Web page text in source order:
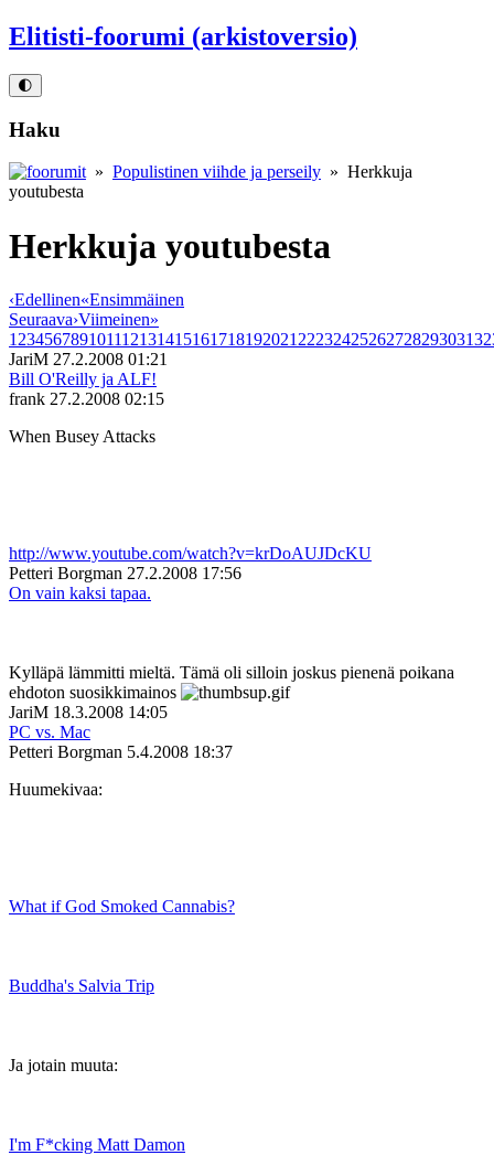
Elitisti-foorumi (arkistoversio)
🌓
Haku
» Populistinen viihde ja perseily » Herkkuja
youtubesta
Herkkuja youtubesta
‹Edellinen«Ensimmäinen
Seuraava›Viimeinen»
1 23456789101112131415161718192021 2223242526272829303132
JariM 27.2.2008 01:21
Bill O'Reilly ja ALF!
frank 27.2.2008 02:15
When Busey Attacks
http://www.youtube.com/watch?v=krDoAUJDcKU
Petteri Borgman 27.2.2008 17:56
On vain kaksi tapaa.
Kylläpä lämmitti mieltä. Tämä oli silloin joskus pienenä poikana
ehdoton suosikkimainos
JariM 18.3.2008 14:05
PC vs. Mac
Petteri Borgman 5.4.2008 18:37
Huumekivaa:
What if God Smoked Cannabis?
Buddha's Salvia Trip
Ja jotain muuta:
I'm F*cking Matt Damon